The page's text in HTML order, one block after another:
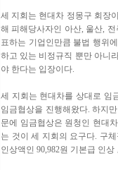
세 지회는 현대차 정몽구 회장
해 피해당사자인 아산, 울산,
표하는 기업인만큼 불법 행위
하고 있는 비정규직 뿐만 아니
야 한다는 입장이다.
세 지회는 현대차를 상대로 임
임금협상을 진행해왔다. 하지
문에 임금협상은 원청인 현대
는 것이 세 지회의 요구다. 구
인상액인 90,982원 기본급 인